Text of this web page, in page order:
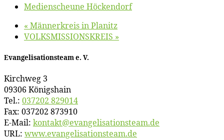
Me­di­en­scheu­ne Höckendorf
« Män­ner­kreis in Planitz
VOLKSMISSIONSKREIS »
Evan­ge­li­sa­ti­ons­team e. V.
Kirch­weg 3
09306 Königshain
Tel.: 037202 829014
Fax: 037202 873910
E‑Mail: kontakt@​evangelisationsteam.​de
URL: www​.evan​ge​li​sa​ti​ons​team​.de